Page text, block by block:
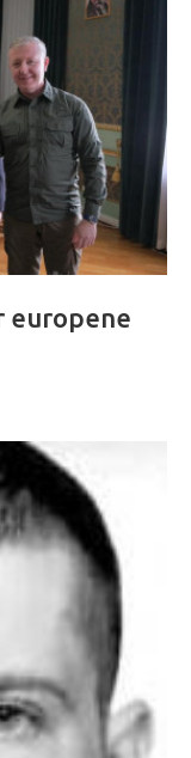
europene